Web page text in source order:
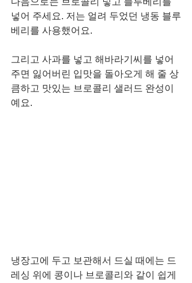
넣어 주세요. 저는 얼려 두었던 냉동 블루
베리를 사용했어요.
그리고 사과를 넣고 해바라기씨를 넣어
주면 잃어버린 입맛을 돌아오게 해 줄 상
큼하고 맛있는 브로콜리 샐러드 완성이
예요.
냉장고에 두고 보관해서 드실 때에는 드
레싱 위에 콩이나 브로콜리와 같이 쉽게